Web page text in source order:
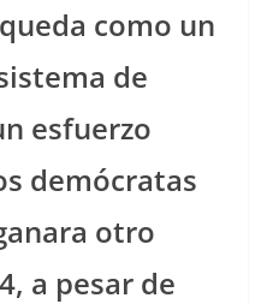
como un
de
esfuerzo
demócratas
otro
a pesar de